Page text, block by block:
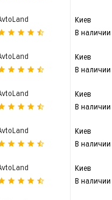
Киев
В наличии
Киев
В наличии
Киев
В наличии
Киев
В наличии
Киев
В наличии